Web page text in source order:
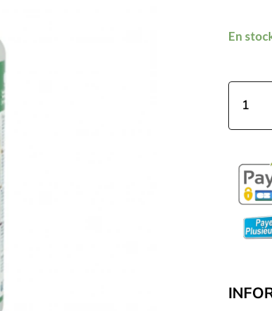
En
quantité
Terra
Nova
Max
Grow